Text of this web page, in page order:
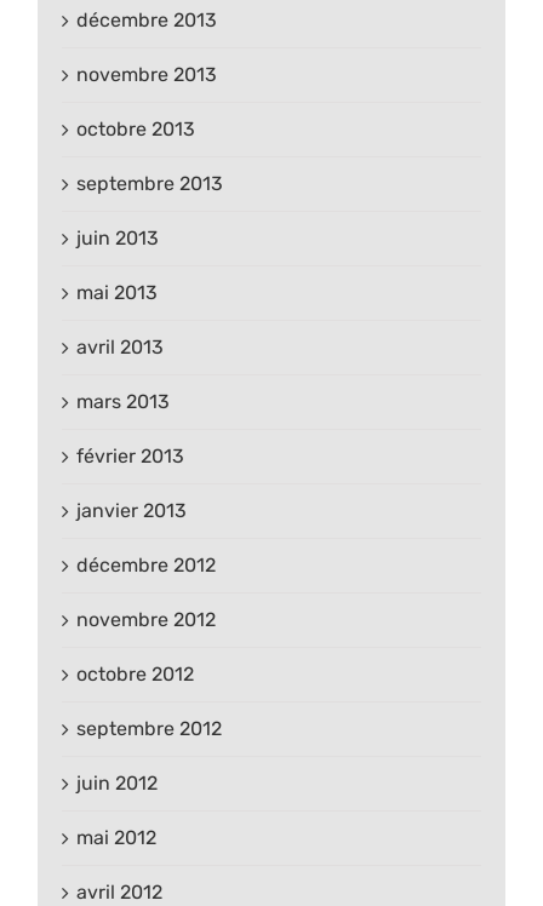
décembre 2013
novembre 2013
octobre 2013
septembre 2013
juin 2013
mai 2013
avril 2013
mars 2013
février 2013
janvier 2013
décembre 2012
novembre 2012
octobre 2012
septembre 2012
juin 2012
mai 2012
avril 2012